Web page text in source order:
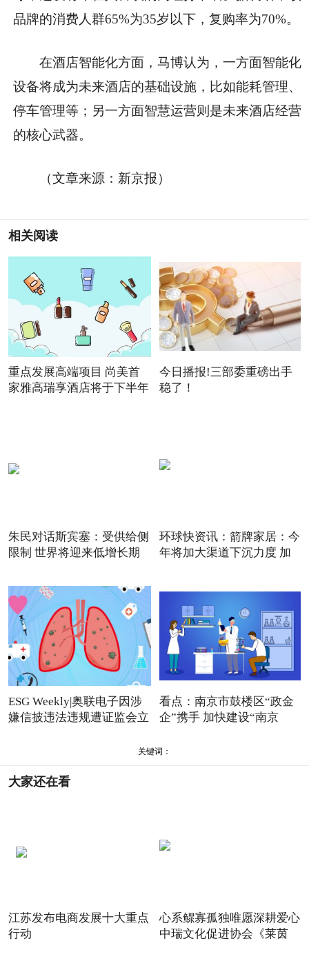
品牌的消费人群65%为35岁以下，复购率为70%。
在酒店智能化方面，马博认为，一方面智能化
设备将成为未来酒店的基础设施，比如能耗管理、
停车管理等；另一方面智慧运营则是未来酒店经营
的核心武器。
（文章来源：新京报）
相关阅读
重点发展高端项目 尚美首
家雅高瑞享酒店将于下半年
今日播报!三部委重磅出手
稳了！
朱民对话斯宾塞：受供给侧
限制 世界将迎来低增长期
环球快资讯：箭牌家居：今
年将加大渠道下沉力度 加
ESG Weekly|奥联电子因涉
嫌信披违法违规遭证监会立
看点：南京市鼓楼区“政金
企”携手 加快建设“南京
关键词：
大家还在看
江苏发布电商发展十大重点
行动
心系鳏寡孤独唯愿深耕爱心
中瑞文化促进协会《莱茵